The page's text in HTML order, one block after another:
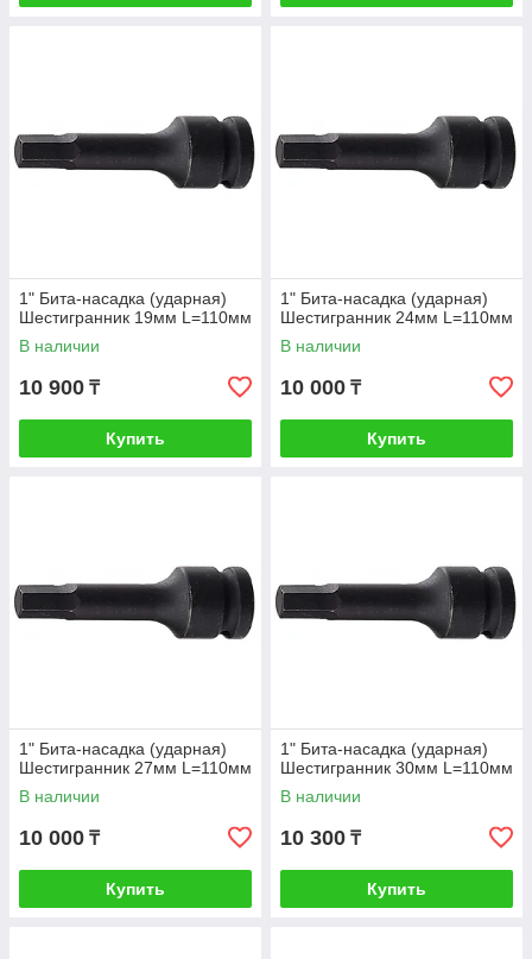
1" Бита-насадка (ударная)
Шестигранник 19мм L=110мм
В наличии
10 900 ₸
Купить
1" Бита-насадка (ударная)
Шестигранник 24мм L=110мм
В наличии
10 000 ₸
Купить
1" Бита-насадка (ударная)
Шестигранник 27мм L=110мм
В наличии
10 000 ₸
Купить
1" Бита-насадка (ударная)
Шестигранник 30мм L=110мм
В наличии
10 300 ₸
Купить